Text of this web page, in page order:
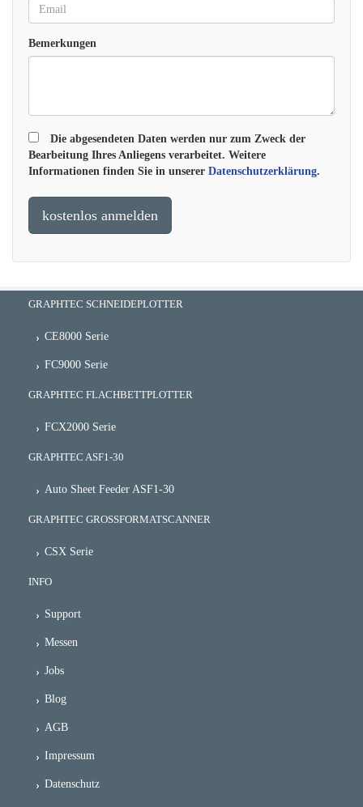
Bemerkungen
Die abgesendeten Daten werden nur zum Zweck der
Bearbeitung Ihres Anliegens verarbeitet. Weitere
Informationen finden Sie in unserer Datenschutzerklärung.
GRAPHTEC SCHNEIDEPLOTTER
CE8000 Serie
FC9000 Serie
GRAPHTEC FLACHBETTPLOTTER
FCX2000 Serie
GRAPHTEC ASF1-30
Auto Sheet Feeder ASF1-30
GRAPHTEC GROSSFORMATSCANNER
CSX Serie
INFO
Support
Messen
Jobs
Blog
AGB
Impressum
Datenschutz